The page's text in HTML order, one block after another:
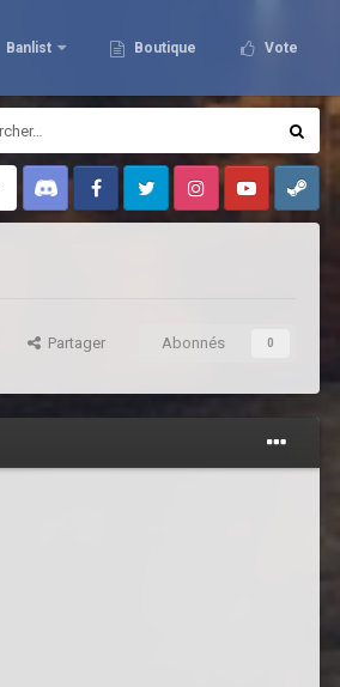
Banlist Boutique Vote
Discord FacebookTwitter InstagramYoutubeSteam
Partager Abonnés 0